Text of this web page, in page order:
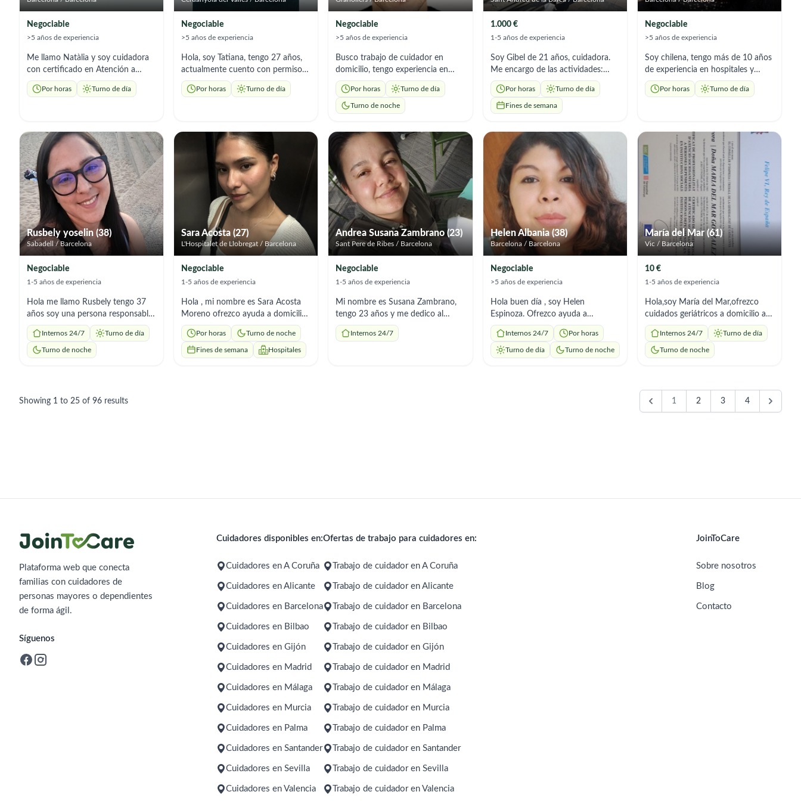
Negociable
>5 años de experiencia
Me llamo Natàlia y soy cuidadora
con certificado en Atención a
personas dependientes. Tengo
experiencia, también, en las
por mi trabajo. Ofrezco cuidado y
acompañamiento, labores
domésticas necesarias, ayuda en
AVD y atención personalizada. Soy
bilingüe.
Por horas Turno de día
Negociable
>5 años de experiencia
Hola, soy Tatiana, tengo 27 años,
actualmente cuento con permiso
de trabajo y residencia en España,
soy de profesión auxiliar de
preparación de comidas. Soy
responsable, empática y me
adapto a los horarios que
Por horas Turno de día
Negociable
>5 años de experiencia
Busco trabajo de cuidador en
domicilio, tengo experiencia en
cuidado de personas mayores con;
alzheimer, diabetes, movilidad
reducida,soy serio y responsable
hora fin de semana. Zona de
trabajo Valles Oriental. Jornadas
minimas de 4h.
Por horas Turno de día
Turno de noche
1.000 €
1-5 años de experiencia
Soy Gibel de 21 años, cuidadora.
Me encargo de las actividades:
higiene personal, preparación de
comidas adaptadas, control de
citas médicas y medicamentos. Soy
tranquilidad en el hogar."( Exp
personas diabéticas y Alzheimer).
Por horas Turno de día
Fines de semana
Negociable
>5 años de experiencia
Soy chilena, tengo más de 10 años
de experiencia en hospitales y
centros de salud primaria en Chile.
Me dedico al cuidado de personas
salud. Español nativo y catalán
básico.
Por horas Turno de día
Rusbely yoselin (38)
Sabadell / Barcelona
Negociable
1-5 años de experiencia
Hola me llamo Rusbely tengo 37
años soy una persona responsable,
puntual, respetuosa y organizada
con vocación para el cuidado de
adultos mayores. Brindo apoyo en
Internos 24/7 Turno de día
Turno de noche
Sara Acosta (27)
L'Hospitalet de Llobregat / Barcelona
Negociable
1-5 años de experiencia
Hola , mi nombre es Sara Acosta
Moreno ofrezco ayuda a domicilio
de acompañamiento, tareas del
hogar , preparación de comidas y
administración de medicamentos
Por horas Turno de noche
Fines de semana Hospitales
Andrea Susana Zambrano (23)
Sant Pere de Ribes / Barcelona
Negociable
1-5 años de experiencia
Mi nombre es Susana Zambrano,
tengo 23 años y me dedico al
cuidado y acompañamiento de
personas mayores. Soy
Internos 24/7
Helen Albania (38)
Barcelona / Barcelona
Negociable
>5 años de experiencia
Hola buen día , soy Helen
Espinoza. Ofrezco ayuda a
domicilio con acompañamiento,
preparación de comidas, aseo, y
cuidado de adultos mayores, soy
Internos 24/7 Por horas
Turno de día Turno de noche
María del Mar (61)
Vic / Barcelona
10 €
1-5 años de experiencia
Hola,soy María del Mar,ofrezco
cuidados geriátricos a domicilio a
personas con dependencia física o
psicológica,tengo disponible todo
el día de lunes a viernes,con
Internos 24/7 Turno de día
Turno de noche
Showing 1 to 25 of 96 results 1 2 3 4
Plataforma web que conecta
familias con cuidadores de
personas mayores o dependientes
de forma ágil.
Síguenos
Cuidadores disponibles en:
Cuidadores en A Coruña
Cuidadores en Alicante
Cuidadores en Barcelona
Cuidadores en Bilbao
Cuidadores en Gijón
Cuidadores en Madrid
Cuidadores en Málaga
Cuidadores en Murcia
Cuidadores en Palma
Cuidadores en Santander
Cuidadores en Sevilla
Cuidadores en Valencia
Ofertas de trabajo para cuidadores en:
Trabajo de cuidador en A Coruña
Trabajo de cuidador en Alicante
Trabajo de cuidador en Barcelona
Trabajo de cuidador en Bilbao
Trabajo de cuidador en Gijón
Trabajo de cuidador en Madrid
Trabajo de cuidador en Málaga
Trabajo de cuidador en Murcia
Trabajo de cuidador en Palma
Trabajo de cuidador en Santander
Trabajo de cuidador en Sevilla
Trabajo de cuidador en Valencia
JoinToCare
Sobre nosotros
Blog
Contacto